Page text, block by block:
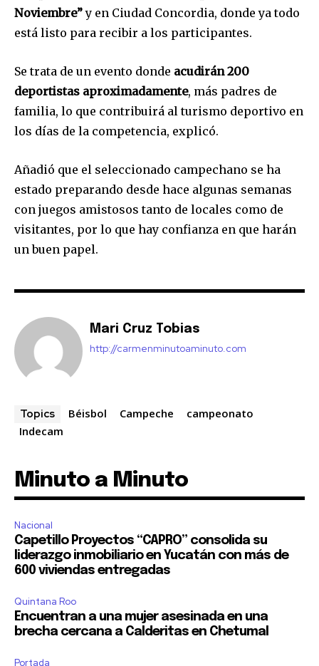
Noviembre”y en Ciudad Concordia, donde ya todo
está listo para recibir a los participantes.
Se trata de un evento donde acudirán 200
deportistas aproximadamente, más padres de
familia, lo que contribuirá al turismo deportivo en
los días de la competencia, explicó.
Añadió que el seleccionado campechano se ha
estado preparando desde hace algunas semanas
con juegos amistosos tanto de locales como de
visitantes, por lo que hay confianza en que harán
un buen papel.
Mari Cruz Tobias
http://carmenminutoaminuto.com
Topics Béisbol Campeche
campeonato
Indecam
Minuto a Minuto
Nacional
Capetillo Proyectos “CAPRO” consolida su
liderazgo inmobiliario en Yucatán con más de
600 viviendas entregadas
Quintana Roo
Encuentran a una mujer asesinada en una
brecha cercana a Calderitas en Chetumal
Portada